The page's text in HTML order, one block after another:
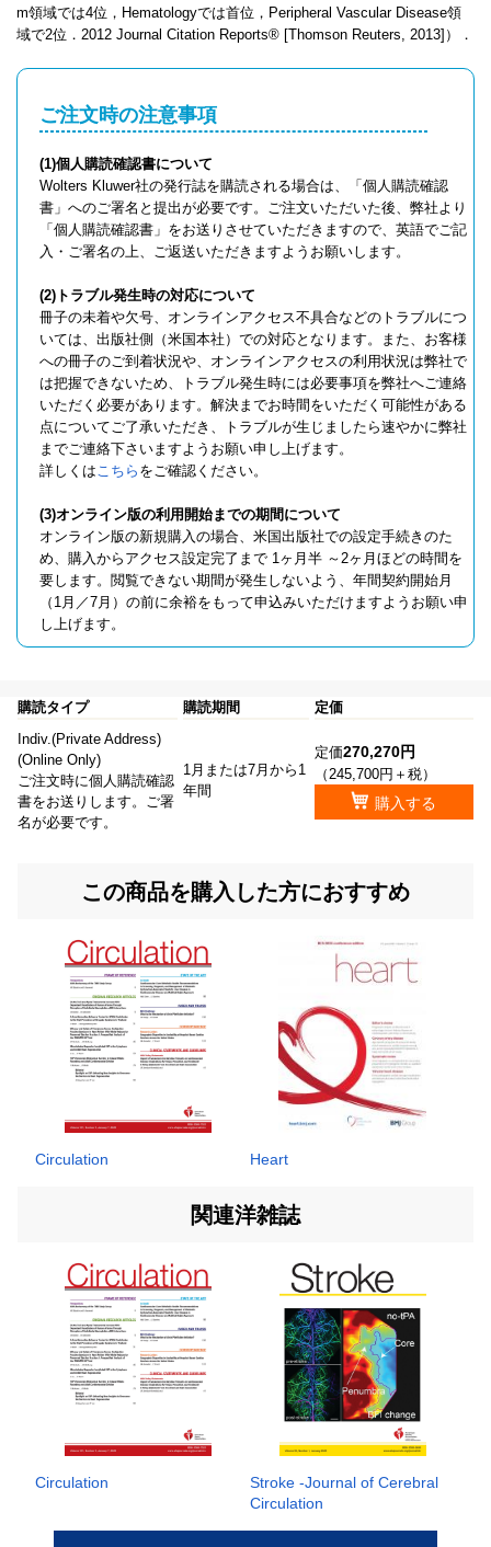
m領域では4位，Hematologyでは首位，Peripheral Vascular Disease領
域で2位．2012 Journal Citation Reports® [Thomson Reuters, 2013]）．
ご注文時の注意事項
(1)個人購読確認書について
Wolters Kluwer社の発行誌を購読される場合は、「個人購読確認
書」へのご署名と提出が必要です。ご注文いただいた後、弊社より
「個人購読確認書」をお送りさせていただきますので、英語でご記
入・ご署名の上、ご返送いただきますようお願いします。
(2)トラブル発生時の対応について
冊子の未着や欠号、オンラインアクセス不具合などのトラブルにつ
いては、出版社側（米国本社）での対応となります。また、お客様
への冊子のご到着状況や、オンラインアクセスの利用状況は弊社で
は把握できないため、トラブル発生時には必要事項を弊社へご連絡
いただく必要があります。解決までお時間をいただく可能性がある
点についてご了承いただき、トラブルが生じましたら速やかに弊社
までご連絡下さいますようお願い申し上げます。
詳しくはこちら をご確認ください。
(3)オンライン版の利用開始までの期間について
オンライン版の新規購入の場合、米国出版社での設定手続きのた
め、購入からアクセス設定完了まで 1ヶ月半 ～2ヶ月ほどの時間を
要します。閲覧できない期間が発生しないよう、年間契約開始月
（1月／7月）の前に余裕をもって申込みいただけますようお願い申
し上げます。
購読タイプ 購読期間
定価
Indiv.(Private Address)
(Online Only)
ご注文時に個人購読確認
書をお送りします。ご署
名が必要です。
1月または7月から1
年間
定価270,270円
（245,700円＋税）
購入する
この商品を購入した方におすすめ
Circulation Heart
関連洋雑誌
Circulation
Stroke -Journal of Cerebral
Circulation